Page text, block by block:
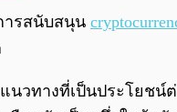
ารสนับสนุน
แนวทางที่เป็นประโย